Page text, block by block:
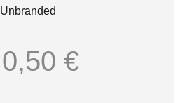
Unbranded
0,50 €